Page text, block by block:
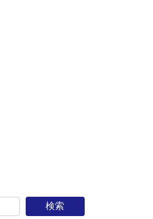
検索